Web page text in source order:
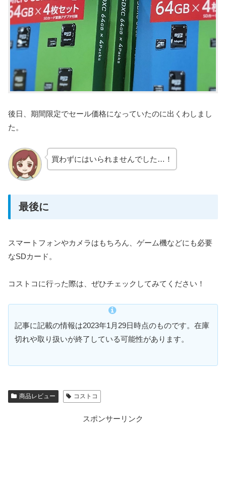
後日、期間限定でセール価格になっていたのに出くわしまし
た。
買わずにはいられませんでした…！
最後に
スマートフォンやカメラはもちろん、ゲーム機などにも必要
なSDカード。
コストコに行った際は、ぜひチェックしてみてください！
記事に記載の情報は2023年1月29日時点のものです。在庫
切れや取り扱いが終了している可能性があります。
商品レビュー コストコ
スポンサーリンク